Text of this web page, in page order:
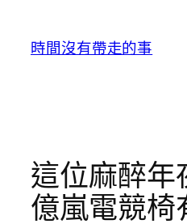
時間沒有帶走的事
這位麻醉年
億嵐電競椅